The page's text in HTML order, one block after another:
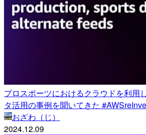
プロスポーツにおけるクラウドを利用
タ活用の事例を聞いてきた
おざわ（じ）
2024.12.09